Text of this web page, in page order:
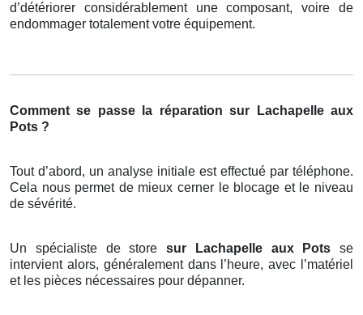
d’détériorer considérablement une composant, voire de
endommager totalement votre équipement.
Comment se passe la réparation sur Lachapelle aux
Pots ?
Tout d’abord, un analyse initiale est effectué par téléphone.
Cela nous permet de mieux cerner le blocage et le niveau
de sévérité.
Un spécialiste de store sur Lachapelle aux Pots se
intervient alors, généralement dans l’heure, avec l’matériel
et les pièces nécessaires pour dépanner.